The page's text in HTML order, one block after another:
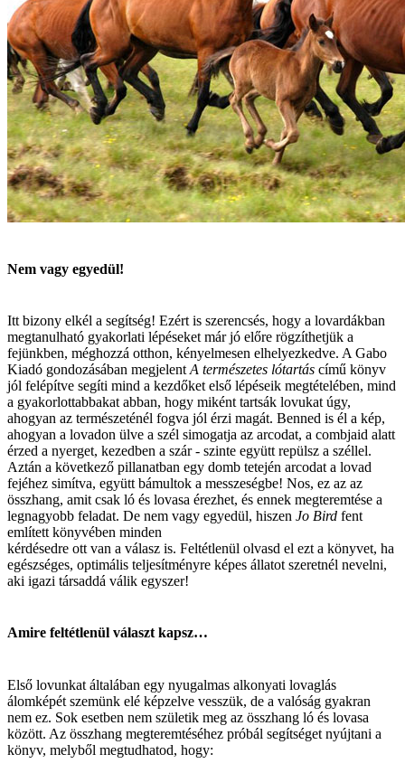
Nem vagy egyedül!
Itt bizony elkél a segítség! Ezért is szerencsés, hogy a lovardákban
megtanulható gyakorlati lépéseket már jó előre rögzíthetjük a
fejünkben, méghozzá otthon, kényelmesen elhelyezkedve. A Gabo
Kiadó gondozásában megjelent A természetes lótartás című könyv
jól felépítve segíti mind a kezdőket első lépéseik megtételében, mind
a gyakorlottabbakat abban, hogy miként tartsák lovukat úgy,
ahogyan az természeténél fogva jól érzi magát. Benned is él a kép,
ahogyan a lovadon ülve a szél simogatja az arcodat, a combjaid alatt
érzed a nyerget, kezedben a szár - szinte együtt repülsz a széllel.
Aztán a következő pillanatban egy domb tetején arcodat a lovad
fejéhez simítva, együtt bámultok a messzeségbe! Nos, ez az az
összhang, amit csak ló és lovasa érezhet, és ennek megteremtése a
legnagyobb feladat. De nem vagy egyedül, hiszen Jo Bird fent
említett könyvében minden
kérdésedre ott van a válasz is. Feltétlenül olvasd el ezt a könyvet, ha
egészséges, optimális teljesítményre képes állatot szeretnél nevelni,
aki igazi társaddá válik egyszer!
Amire feltétlenül választ kapsz…
Első lovunkat általában egy nyugalmas alkonyati lovaglás
álomképét szemünk elé képzelve vesszük, de a valóság gyakran
nem ez. Sok esetben nem születik meg az összhang ló és lovasa
között. Az összhang megteremtéséhez próbál segítséget nyújtani a
könyv, melyből megtudhatod, hogy: